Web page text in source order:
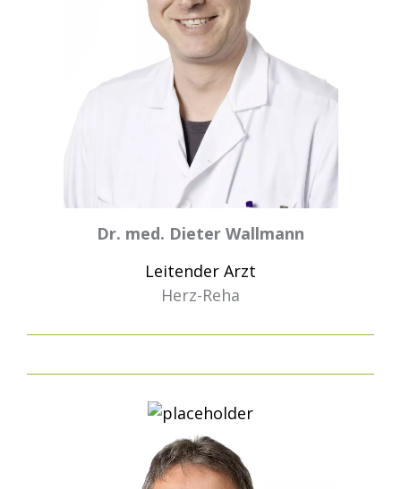
Dr. med. Dieter Wallmann
Leitender Arzt
Herz-Reha